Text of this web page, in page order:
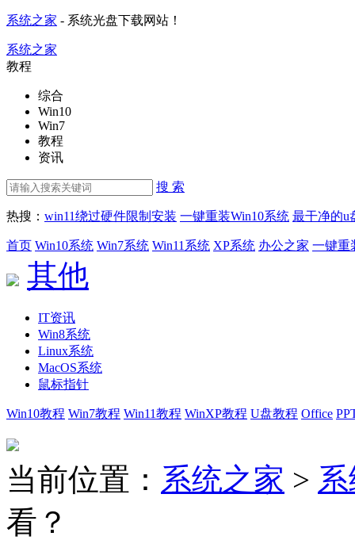
系统之家 - 系统光盘下载网站！
系统之家
教程
综合
Win10
Win7
教程
资讯
搜 索
热搜： win11绕过硬件限制安装 一键重装Win10系统 最干净的u
首页 Win10系统 Win7系统 Win11系统 XP系统 办公之家 一键重
其他
IT资讯
Win8系统
Linux系统
MacOS系统
鼠标指针
Win10教程 Win7教程 Win11教程 WinXP教程 U盘教程 Office
当前位置： 系统之家 >
看？